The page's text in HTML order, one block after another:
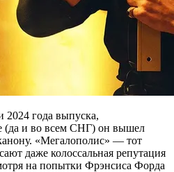
2024 года выпуска,
(да и во всем СНГ) он вышел
«Мегалополис» — тот
даже колоссальная репутация
на попытки Фрэнсиса Форда